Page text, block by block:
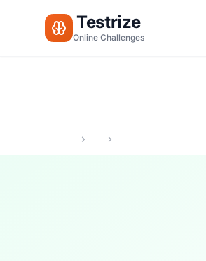
Testrize
Online Challenges